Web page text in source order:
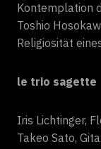
Kontemplation
Toshio
Religiosität
le trio sagette
Iris Lichtinger,
Takeo Sato,